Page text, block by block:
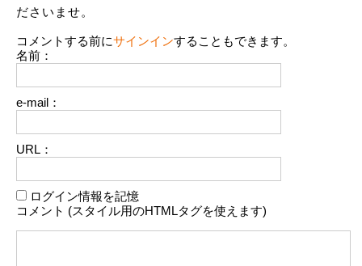
ださいませ。
コメントする前にサインインすることもできます。
名前：
e-mail：
URL：
ログイン情報を記憶
コメント (スタイル用のHTMLタグを使えます)